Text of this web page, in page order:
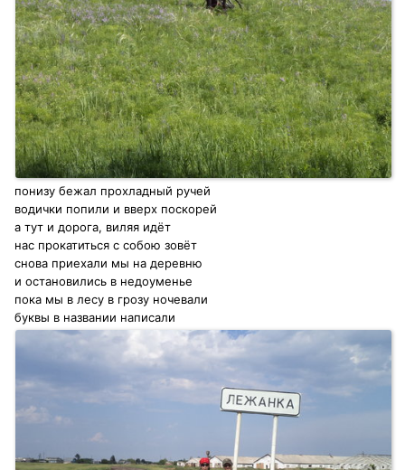
понизу бежал прохладный ручей
водички попили и вверх поскорей
а тут и дорога, виляя идёт
нас прокатиться с собою зовёт
снова приехали мы на деревню
и остановились в недоуменье
пока мы в лесу в грозу ночевали
буквы в названии написали